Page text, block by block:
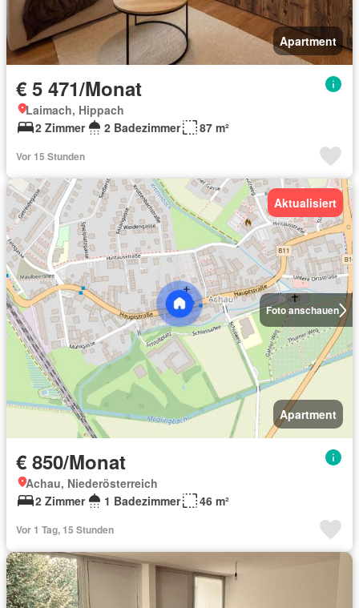
Apartment
€ 5 471/Monat
Laimach, Hippach
2 Zimmer
2 Badezimmer 87 m²
Vor 15 Stunden
Foto anschauen
Aktualisiert
Apartment
€ 850/Monat
Achau, Niederösterreich
2 Zimmer
1 Badezimmer 46 m²
Vor 1 Tag, 15 Stunden